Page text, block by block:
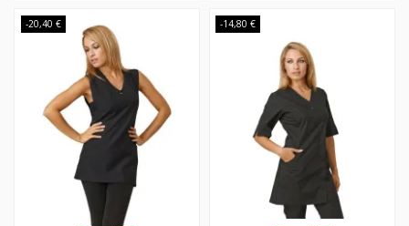
-20,40 € -14,80 €